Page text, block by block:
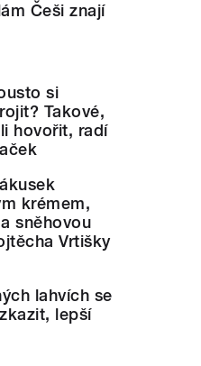
Češi znají
si
Takové,
hovořit, radí
krémem,
sněhovou
Vrtišky
lahvích se
lepší